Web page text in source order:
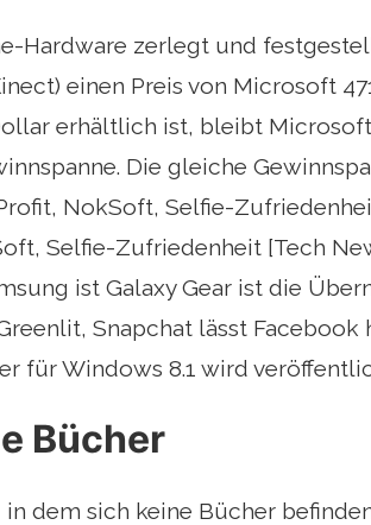
Hardware zerlegt und
einen Preis von Microsoft
erhältlich ist, bleibt
Die gleiche
NokSoft, Selfie-
Selfie-Zufriedenheit [Tech
ist Galaxy Gear ist die
Snapchat lässt Facebook
für Windows 8.1 wird
Bücher
in dem sich keine Bücher